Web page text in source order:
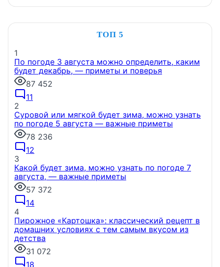
ТОП 5
1
По погоде 3 августа можно определить, каким
будет декабрь, — приметы и поверья
87 452
11
2
Суровой или мягкой будет зима, можно узнать
по погоде 5 августа — важные приметы
78 236
12
3
Какой будет зима, можно узнать по погоде 7
августа, — важные приметы
57 372
14
4
Пирожное «Картошка»: классический рецепт в
домашних условиях с тем самым вкусом из
детства
31 072
18